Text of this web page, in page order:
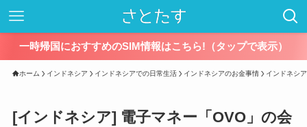
一時帰国におすすめのSIM情報はこちら!（タップで表示）
ホーム インドネシア インドネシアでの日常生活 インドネシアのお金事情 インドネシ
[インドネシア] 電子マネー「OVO」の会